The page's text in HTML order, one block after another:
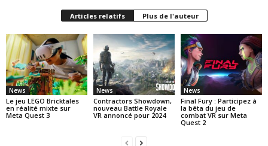
Articles relatifs Plus de l'auteur
News
Le jeu LEGO Bricktales
en réalité mixte sur
Meta Quest 3
News
Contractors Showdown,
nouveau Battle Royale
VR annoncé pour 2024
News
Final Fury : Participez à
la bêta du jeu de
combat VR sur Meta
Quest 2